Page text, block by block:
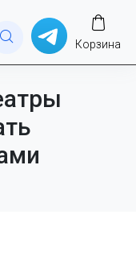
Корзина